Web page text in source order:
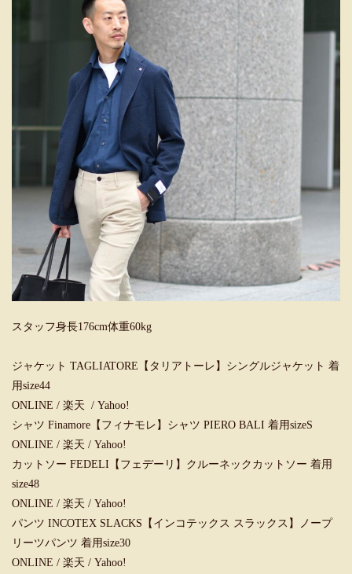
スタッフ身長176cm体重60kg
ジャケット TAGLIATORE【タリアトーレ】シングルジャケット 着
用size44
ONLINE / 楽天 / Yahoo!
シャツ Finamore【フィナモレ】シャツ PIERO BALI 着用sizeS
ONLINE / 楽天 / Yahoo!
カットソー FEDELI【フェデーリ】クルーネックカットソー 着用
size48
ONLINE / 楽天 / Yahoo!
パンツ INCOTEX SLACKS【インコテックス スラックス】ノープ
リーツパンツ 着用size30
ONLINE / 楽天 / Yahoo!